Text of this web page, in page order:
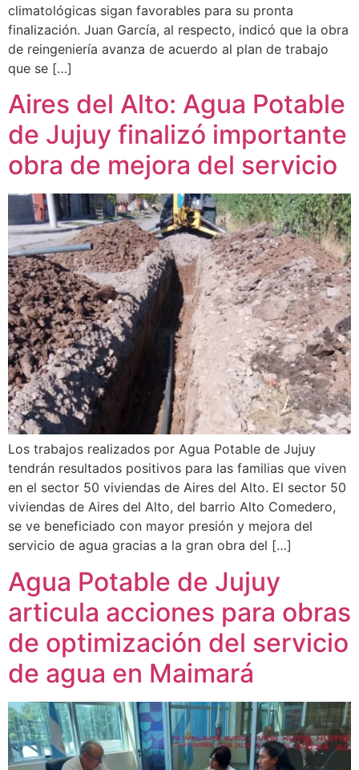
climatológicas sigan favorables para su pronta
finalización. Juan García, al respecto, indicó que la obra
de reingeniería avanza de acuerdo al plan de trabajo
que se […]
Aires del Alto: Agua Potable
de Jujuy finalizó importante
obra de mejora del servicio
Los trabajos realizados por Agua Potable de Jujuy
tendrán resultados positivos para las familias que viven
en el sector 50 viviendas de Aires del Alto. El sector 50
viviendas de Aires del Alto, del barrio Alto Comedero,
se ve beneficiado con mayor presión y mejora del
servicio de agua gracias a la gran obra del […]
Agua Potable de Jujuy
articula acciones para obras
de optimización del servicio
de agua en Maimará